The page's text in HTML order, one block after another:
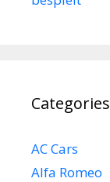
Categories
AC Cars
Alfa Romeo